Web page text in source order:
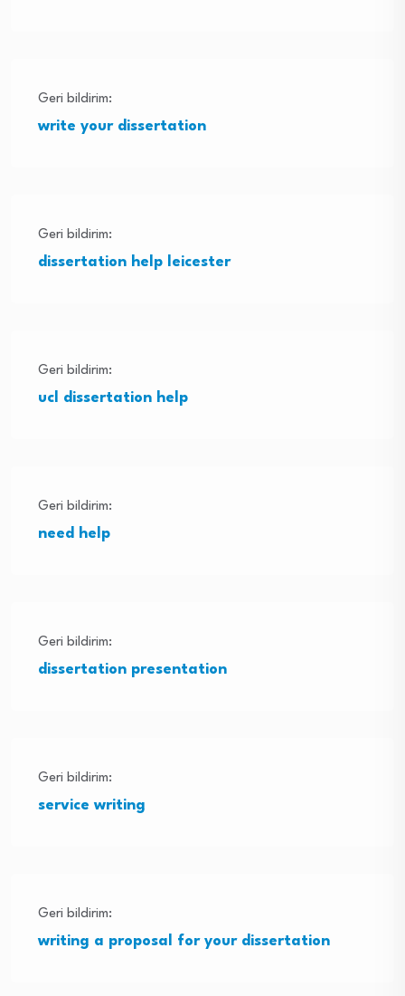
Geri bildirim:
write your dissertation
Geri bildirim:
dissertation help leicester
Geri bildirim:
ucl dissertation help
Geri bildirim:
need help
Geri bildirim:
dissertation presentation
Geri bildirim:
service writing
Geri bildirim:
writing a proposal for your dissertation